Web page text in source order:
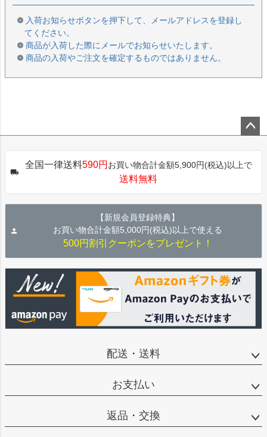
入荷お知らせボタンを押下して、メールアドレスを登録し
てください。
商品が入荷した際にメールでお知らせいたします。
商品の入荷やご注文を確定するものではありません。
ップ
全国一律送料590円 お買い物合計金額5,900円(税込)以上で
送料無料
【新規会員登録特典】
お買い物合計金額5,000円(税込)以上で使える
500円割引クーポンをプレゼント！
配送・送料
お支払い
返品・交換